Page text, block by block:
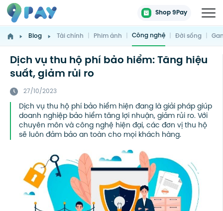
Shop 9Pay
Blog Tài chính | Phim ảnh | Công nghệ | Đời sống |
Dịch vụ thu hộ phí bảo hiểm: Tăng hiệu
suất, giảm rủi ro
27/10/2023
Dịch vụ thu hộ phí bảo hiểm hiện đang là giải pháp giúp
doanh nghiệp bảo hiểm tăng lợi nhuận, giảm rủi ro. Với
chuyên môn và công nghệ hiện đại, các đơn vị thu hộ
sẽ luôn đảm bảo an toàn cho mọi khách hàng.